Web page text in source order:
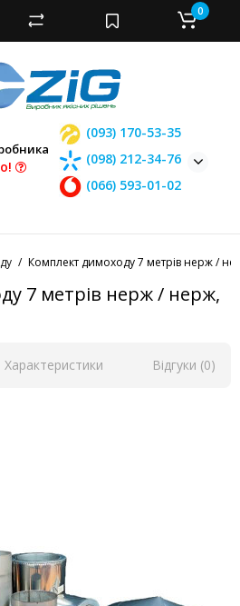
(093) 170-53-35
(098) 212-34-76
(066) 593-01-02
0
Комплект димоходу 7 метрів нерж /
7 метрів нерж / нерж,
Характеристики Відгуки (0)